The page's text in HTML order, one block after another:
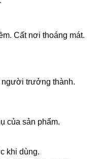
Cất nơi thoáng mát.
người trưởng thành.
của sản phẩm.
khi dùng.